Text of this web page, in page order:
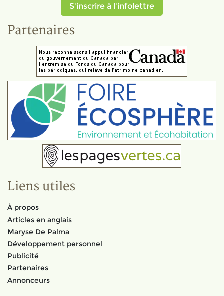
S'inscrire à l'infolettre
Partenaires
Liens utiles
À propos
Articles en anglais
Maryse De Palma
Développement personnel
Publicité
Partenaires
Annonceurs